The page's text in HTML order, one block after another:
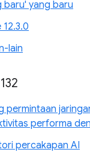
baru' yang baru
lain
permintaan
performa
percakapan AI